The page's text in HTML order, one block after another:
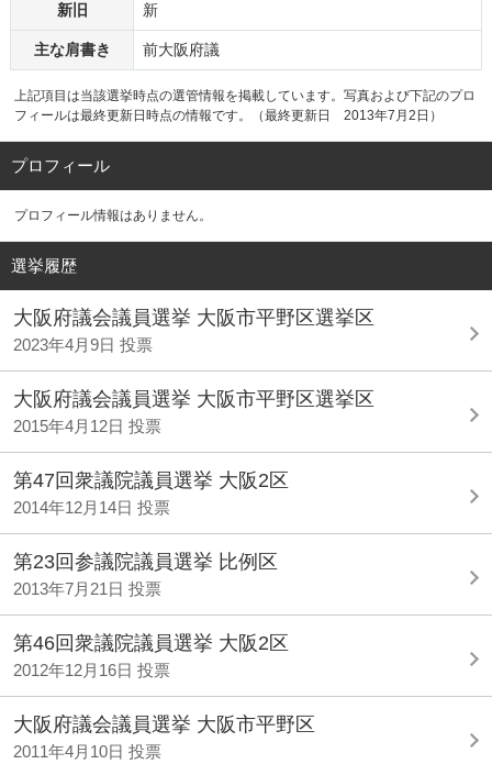
新旧 新
主な肩書き 前大阪府議
上記項目は当該選挙時点の選管情報を掲載しています。写真および下記のプロ
フィールは最終更新日時点の情報です。（最終更新日 2013年7月2日）
プロフィール
プロフィール情報はありません。
選挙履歴
大阪府議会議員選挙 大阪市平野区選挙区
2023年4月9日 投票
大阪府議会議員選挙 大阪市平野区選挙区
2015年4月12日 投票
第47回衆議院議員選挙 大阪2区
2014年12月14日 投票
第23回参議院議員選挙 比例区
2013年7月21日 投票
第46回衆議院議員選挙 大阪2区
2012年12月16日 投票
大阪府議会議員選挙 大阪市平野区
2011年4月10日 投票